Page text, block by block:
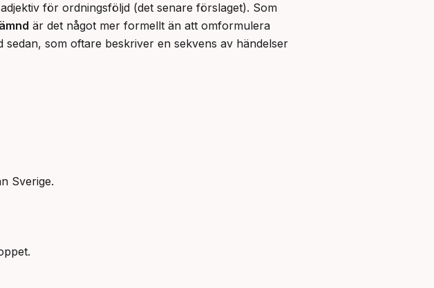
för ordningsföljd (det senare förslaget). Som
är det något mer formellt än att omformulera
som oftare beskriver en sekvens av händelser
Sverige.